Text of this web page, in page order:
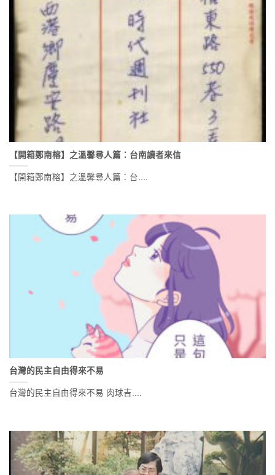
【開箱鄭南榕】之溫馨尋人篇：台南讀者來信
【開箱鄭南榕】之溫馨尋人篇：台....
台灣的民主自由得來不易
台灣的民主自由得來不易 肉球吉....